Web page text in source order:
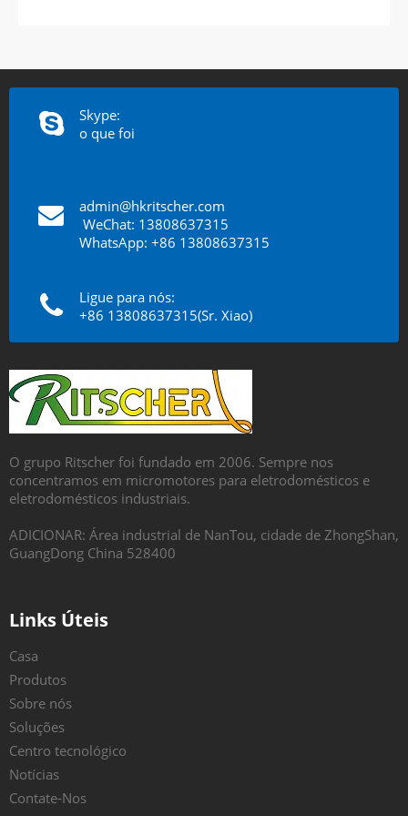
Skype:
o que foi
admin@hkritscher.com
WeChat: 13808637315
WhatsApp: +86 13808637315
Ligue para nós:
+86 13808637315(Sr. Xiao)
O grupo Ritscher foi fundado em 2006. Sempre nos
concentramos em micromotores para eletrodomésticos e
eletrodomésticos industriais.
ADICIONAR: Área industrial de NanTou, cidade de ZhongShan,
GuangDong China 528400
Links Úteis
Casa
Produtos
Sobre nós
Soluções
Centro tecnológico
Notícias
Contate-Nos